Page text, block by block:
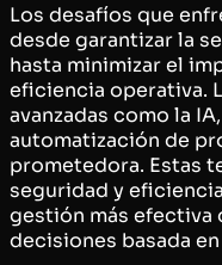
Los desafíos que
desde garantizar la
hasta minimizar el
eficiencia operativa.
avanzadas como la
automatización de
prometedora. Estas
seguridad y
gestión más efectiva
decisiones basada